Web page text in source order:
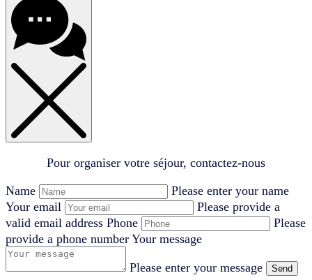
Pour organiser votre séjour, contactez-nous
Name
Please enter your name
Your email
Please provide a
valid email address Phone
Please
provide a phone number Your message
Please enter your message Send